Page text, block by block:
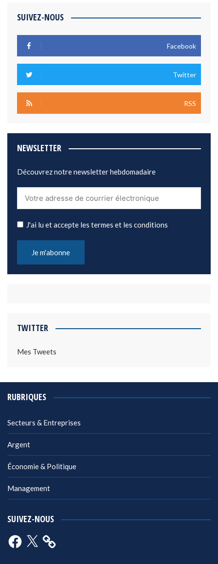
SUIVEZ-NOUS
Facebook
Twitter
RSS
NEWSLETTER
Découvrez notre newsletter hebdomadaire
J'ai lu et accepte les termes et les conditions
TWITTER
Mes Tweets
RUBRIQUES
Secteurs & Entreprises
Argent
Économie & Politique
Management
SUIVEZ-NOUS
Facebook
X